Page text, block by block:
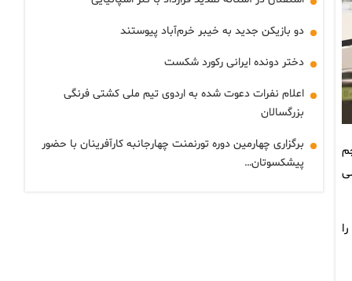
دو بازیکن جدید به خیبر خرم‌آباد پیوستند
دختر دونده ایرانی رکورد شکست
اعلام نفرات دعوت شده به اردوی تیم ملی کشتی فرنگی
بزرگسالان
برگزاری چهارمین دوره تورنمنت چهارجانبه کارآفرینان با حضور
پیشکسوتان…